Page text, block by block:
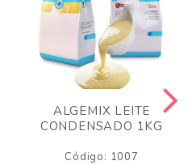
ALGEMIX LEITE
CONDENSADO 1KG
Código: 1007